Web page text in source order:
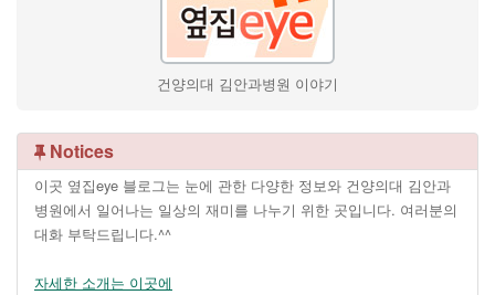
건양의대 김안과병원 이야기
Notices
이곳 옆집eye 블로그는 눈에 관한 다양한 정보와 건양의대 김안과
병원에서 일어나는 일상의 재미를 나누기 위한 곳입니다. 여러분의
대화 부탁드립니다.^^
자세한 소개는 이곳에